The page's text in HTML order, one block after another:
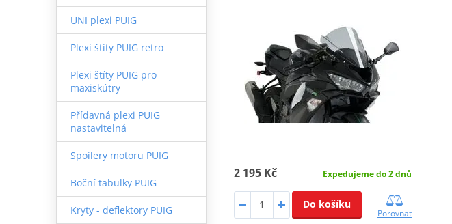
UNI plexi PUIG
Plexi štíty PUIG retro
Plexi štíty PUIG pro
maxiskútry
Přídavná plexi PUIG
nastavitelná
Spoilery motoru PUIG
Boční tabulky PUIG
Kryty - deflektory PUIG
2 195 Kč Expedujeme do 2 dnů
Do košíku
Porovnat